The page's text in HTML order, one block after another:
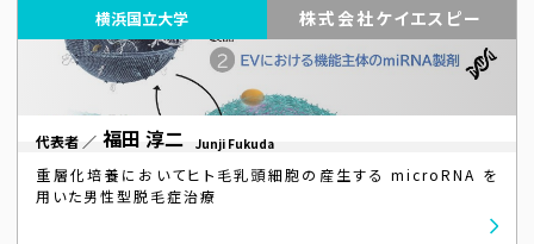
横浜国立大学 株式会社ケイエスピー
代表者 ／ 福田 淳二 Junji Fukuda
重層化培養においてヒト毛乳頭細胞の産生する microRNA を
用いた男性型脱毛症治療